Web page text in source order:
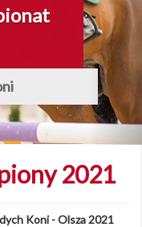
Młode Konie
2021
Koni - Olsza 2021